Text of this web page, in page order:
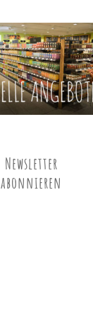
Newsletter
abonnieren